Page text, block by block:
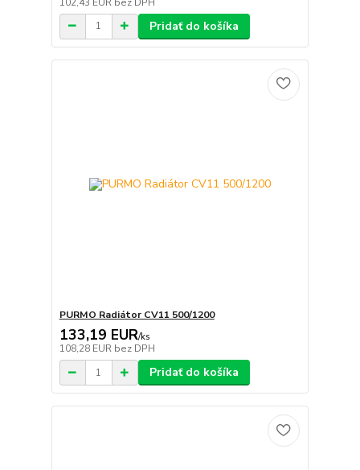
Pridať do košíka
PURMO Radiátor CV11 500/1200
133,19 EUR/ks
108,28 EUR bez DPH
Pridať do košíka